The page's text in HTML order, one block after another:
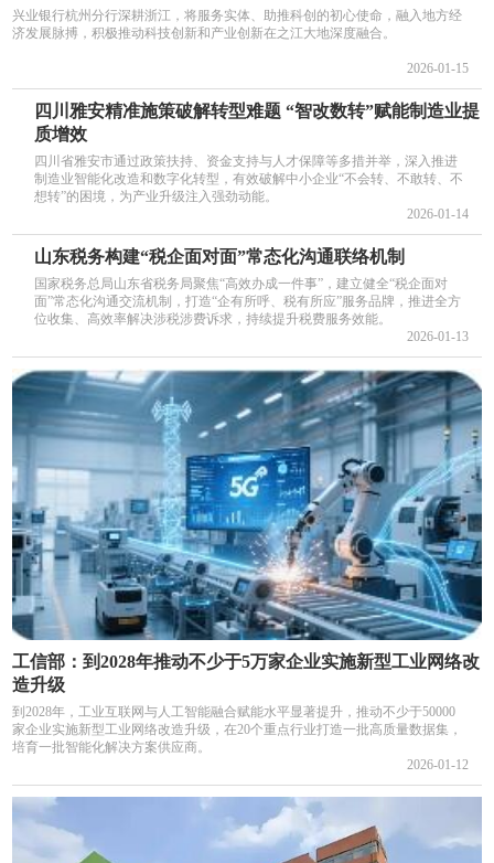
兴业银行杭州分行深耕浙江，将服务实体、助推科创的初心使命，融入地方经
济发展脉搏，积极推动科技创新和产业创新在之江大地深度融合。
2026-01-15
四川雅安精准施策破解转型难题 “智改数转”赋能制造业提
质增效
四川省雅安市通过政策扶持、资金支持与人才保障等多措并举，深入推进
制造业智能化改造和数字化转型，有效破解中小企业“不会转、不敢转、不
想转”的困境，为产业升级注入强劲动能。
2026-01-14
山东税务构建“税企面对面”常态化沟通联络机制
国家税务总局山东省税务局聚焦“高效办成一件事”，建立健全“税企面对
面”常态化沟通交流机制，打造“企有所呼、税有所应”服务品牌，推进全方
位收集、高效率解决涉税涉费诉求，持续提升税费服务效能。
2026-01-13
工信部：到2028年推动不少于5万家企业实施新型工业网络改
造升级
到2028年，工业互联网与人工智能融合赋能水平显著提升，推动不少于50000
家企业实施新型工业网络改造升级，在20个重点行业打造一批高质量数据集，
培育一批智能化解决方案供应商。
2026-01-12